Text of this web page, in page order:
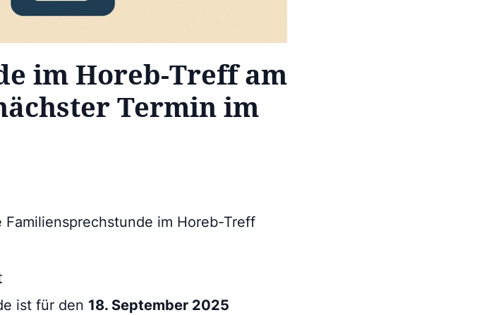
im Horeb-Treff am
Termin im
im Horeb-Treff
ist für den 18. September 2025